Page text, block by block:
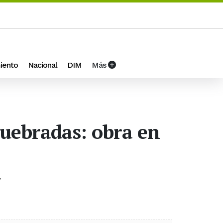
Nacional DIM Más
obra en